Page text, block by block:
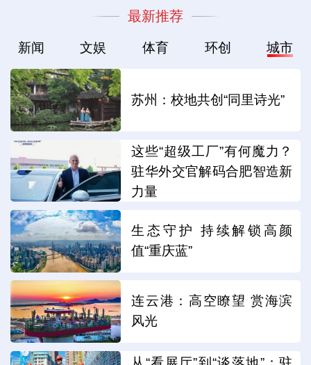
最新推荐
新闻 文娱 体育 环创 城市
苏州：校地共创“同里诗光”
这些“超级工厂”有何魔力？
驻华外交官解码合肥智造新
力量
生态守护 持续解锁高颜
值“重庆蓝”
连云港：高空瞭望 赏海滨
风光